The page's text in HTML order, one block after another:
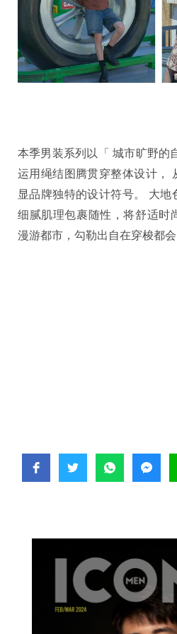
本季男装系列以「 城市旷野的
运用绳结图腾贯穿整体设计，
显品牌独特的设计符号。 大地
细腻肌理包裹随性，将舒适时
漫游都市，勾勒出自在穿梭都会